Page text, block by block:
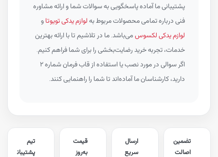
پشتیبانی ما آماده پاسخگویی به سوالات شما و ارائه مشاوره
فنی درباره تمامی محصولات مربوط بهلوازم یدکی تویوتاو
لوازم یدکی لکسوسمی‌باشد. ما در تلاشیم تا با ارائه بهترین
خدمات، تجربه خرید رضایت‌بخشی را برای شما فراهم کنیم.
اگر سوالی در مورد نصب یا استفاده از قاب فرمان شماره ۲
دارید، کارشناسان ما آماده‌اند تا شما را راهنمایی کنند.
پشتیبان
قیمت
به‌روز
ارسال
سریع
تضمین
اصالت